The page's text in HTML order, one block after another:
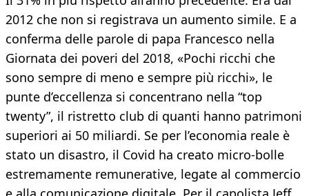
2012 che non si registrava un aumento simile. E a
conferma delle parole di papa Francesco nella
Giornata dei poveri del 2018, «Pochi ricchi che
sono sempre di meno e sempre più ricchi», le
punte d’eccellenza si concentrano nella “top
twenty”, il ristretto club di quanti hanno patrimoni
superiori ai 50 miliardi. Se per l’economia reale è
stato un disastro, il Covid ha creato micro-bolle
estremamente remunerative, legate al commercio